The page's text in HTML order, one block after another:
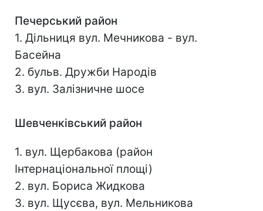
Печерський район
1. Дільниця вул. Мечникова - вул.
Басейна
2. бульв. Дружби Народів
3. вул. Залізничне шосе
Шевченківський район
1. вул. Щербакова (район
Інтернаціональної площі)
2. вул. Бориса Жидкова
3. вул. Щусєва, вул. Мельникова